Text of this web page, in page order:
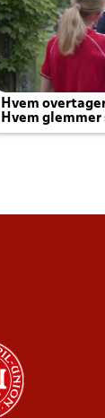
Hvem
Hvem
Joachim altid